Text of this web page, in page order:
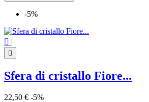
-5%
 |

Sfera di cristallo Fiore...
22,50 € -5%